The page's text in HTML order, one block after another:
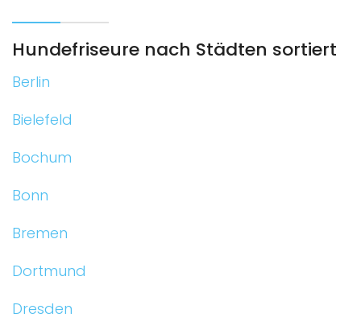
Hundefriseure nach Städten sortiert
Berlin
Bielefeld
Bochum
Bonn
Bremen
Dortmund
Dresden